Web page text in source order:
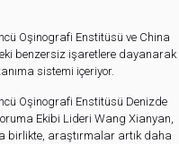
Oşinografi Enstitüsü ve China
benzersiz işaretlere dayanarak
sistemi içeriyor.
Oşinografi Enstitüsü Denizde
Ekibi Lideri Wang Xianyan,
birlikte, araştırmalar artık daha